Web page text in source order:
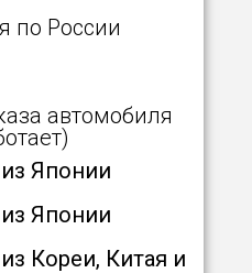
по России
автомобиля
из Японии
из Японии
из Кореи, Китая и